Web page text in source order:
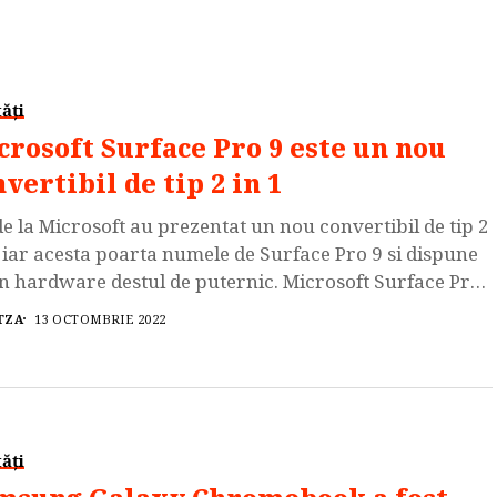
Surface Pro 9 este un nou
de tip 2 in 1
la Microsoft au prezentat un nou convertibil de tip 2
acesta poarta numele de Surface Pro 9 si dispune
hardware destul de puternic. Microsoft Surface Pro
13 OCTOMBRIE 2022